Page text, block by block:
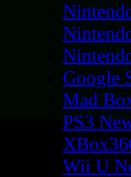
Google
Mad
PS3
Wii U